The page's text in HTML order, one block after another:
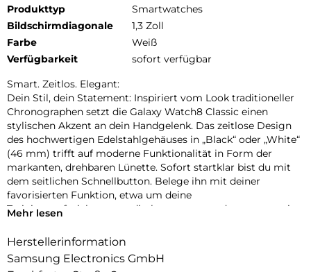
Produkttyp
Smartwatches
Bildschirmdiagonale
1,3 Zoll
Farbe
Weiß
Verfügbarkeit
sofort verfügbar
Smart. Zeitlos. Elegant:
Dein Stil, dein Statement: Inspiriert vom Look traditioneller
Chronographen setzt die Galaxy Watch8 Classic einen
stylischen Akzent an dein Handgelenk. Das zeitlose Design
des hochwertigen Edelstahlgehäuses in „Black“ oder „White“
(46 mm) trifft auf moderne Funktionalität in Form der
markanten, drehbaren Lünette. Sofort startklar bist du mit
dem seitlichen Schnellbutton. Belege ihn mit deiner
favorisierten Funktion, etwa um deine
Trainingsaufzeichnungen direkt zu starten oder spontan eine
Armbänder bieten eine große Auswahl an hochwertigen
nur einem Klick aus, um deinen persönlichen Stil mit dem
Mehr lesen
Herstellerinformation
Samsung Electronics GmbH